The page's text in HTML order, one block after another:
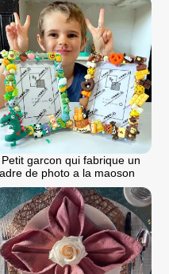
Petit garcon qui fabrique un
de photo a la maoson